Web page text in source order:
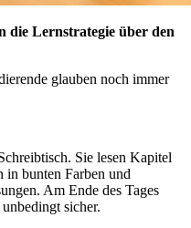
die Lernstrategie über den
glauben noch immer
Sie lesen Kapitel
in bunten Farben und
Am Ende des Tages
sicher.